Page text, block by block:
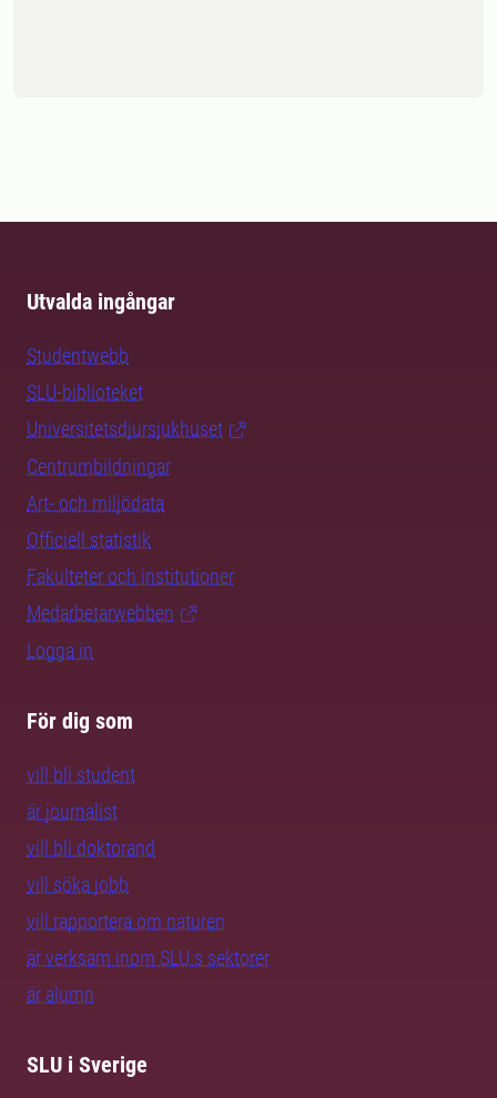
Utvalda ingångar
Studentwebb
SLU-biblioteket
Universitetsdjursjukhuset
Centrumbildningar
Art- och miljödata
Officiell statistik
Fakulteter och institutioner
Medarbetarwebben
Logga in
För dig som
vill bli student
är journalist
vill bli doktorand
vill söka jobb
vill rapportera om naturen
är verksam inom SLU:s sektorer
är alumn
SLU i Sverige